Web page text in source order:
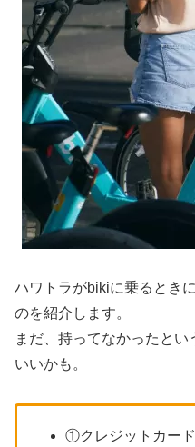
ハワトラがbikiに乗るとき
のを紹介します。
まだ、持ってなかったと
いいかも。
①クレジットカード